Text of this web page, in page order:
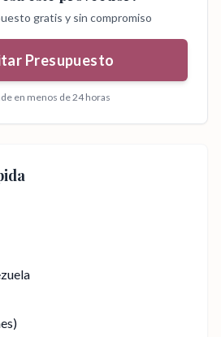
gratis y sin compromiso
Presupuesto
en menos de 24 horas